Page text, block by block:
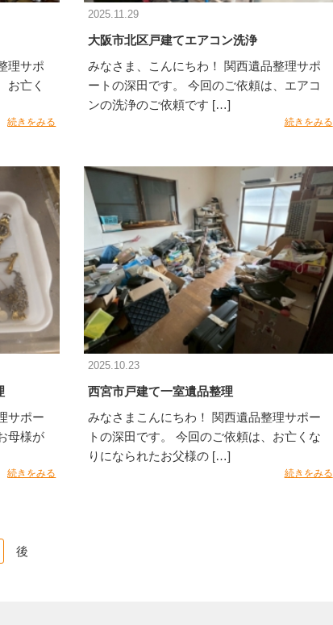
理サポ
お亡く
続きをみる
2025.11.29
大阪市北区戸建てエアコン洗浄
みなさま、こんにちわ！ 関西遺品整理サポ
ートの深田です。 今回のご依頼は、エアコ
ンの洗浄のご依頼です […]
続きをみる
サポー
母様が
続きをみる
2025.10.23
西宮市戸建て一室遺品整理
みなさまこんにちわ！ 関西遺品整理サポー
トの深田です。 今回のご依頼は、お亡くな
りになられたお父様の […]
続きをみる
後